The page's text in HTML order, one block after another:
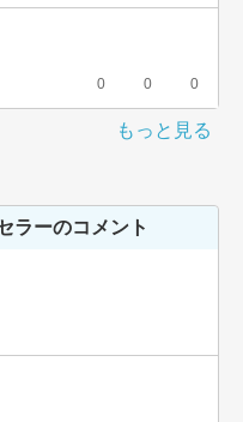
0 0 0
もっと見る
ラーのコメント